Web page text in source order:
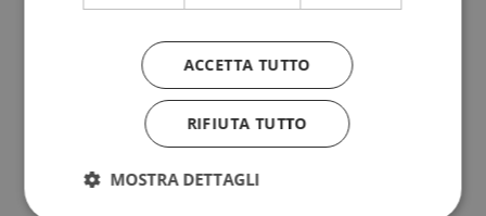
Faremo uno stop anche a Monguelfo e a Dobbiaco.
Dalle 18.00 in poi Michil si recherà sul Monte
Elmo per un dibattito interessante…
L’argomento trattato sarà “Impianti di risalita. Tutti
ACCETTA TUTTO
RIFIUTA TUTTO
MOSTRA DETTAGLI